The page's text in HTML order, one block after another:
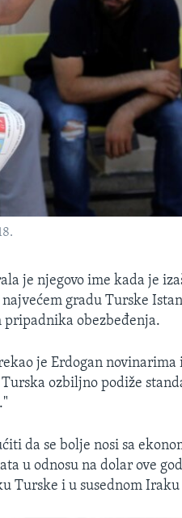
je njegovo ime kada je
gradu Turske
obezbeđenja.
je Erdogan novinarima
ozbiljno podiže
da se bolje nosi sa
u odnosu na dolar ove
Turske i u susednom